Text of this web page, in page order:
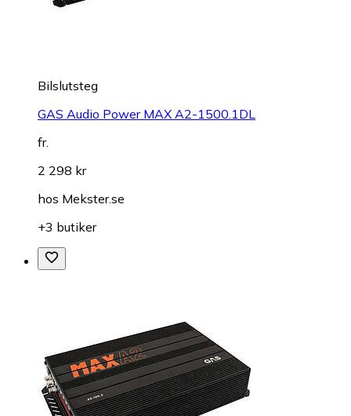
Bilslutsteg
GAS Audio Power MAX A2-1500.1DL
fr.
2 298 kr
hos Mekster.se
+3 butiker